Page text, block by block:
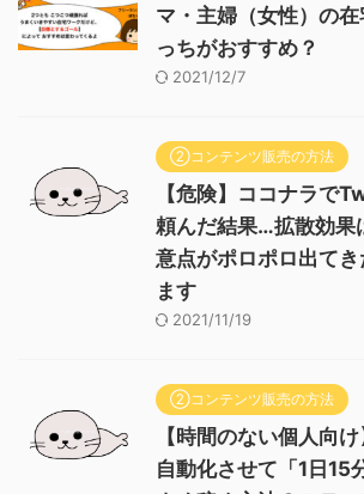
マ・主婦（女性）の
っちがおすすめ？
2021/12/7
②コンテンツ販売の方法
【危険】ココナラで
頼んだ結果…拡散効果
意点がポロポロ出て
ます
2021/11/19
②コンテンツ販売の方法
【時間のない個人向
自動化させて「1日15